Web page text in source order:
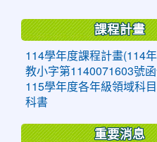
課程計畫
114學年度課程計畫(114
教小字第1140071603號
115學年度各年級領域科
科書
重要消息